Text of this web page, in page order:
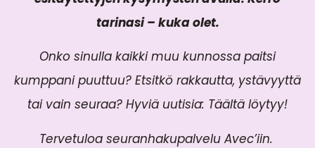
tarinasi – kuka olet.
Onko sinulla kaikki muu kunnossa paitsi
kumppani puuttuu? Etsitkö rakkautta, ystävyyttä
tai vain seuraa? Hyviä uutisia: Täältä löytyy!
Tervetuloa seuranhakupalvelu Avec’iin.